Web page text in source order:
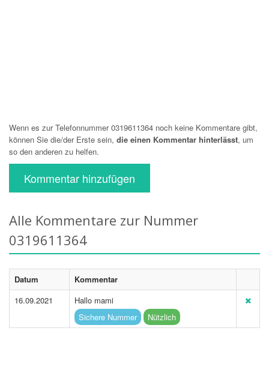
Wenn es zur Telefonnummer 0319611364 noch keine Kommentare gibt,
können Sie die/der Erste sein, die einen Kommentar hinterlässt, um
so den anderen zu helfen.
Kommentar hinzufügen
Alle Kommentare zur Nummer
0319611364
Datum
Kommentar
16.09.2021
Hallo mami
Sichere Nummer
Nützlich